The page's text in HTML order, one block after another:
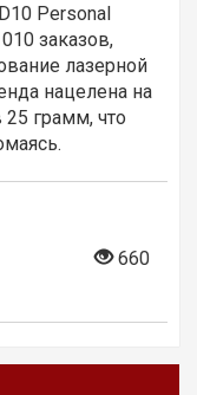
Personal
заказов,
лазерной
нацелена на
грамм, что
660